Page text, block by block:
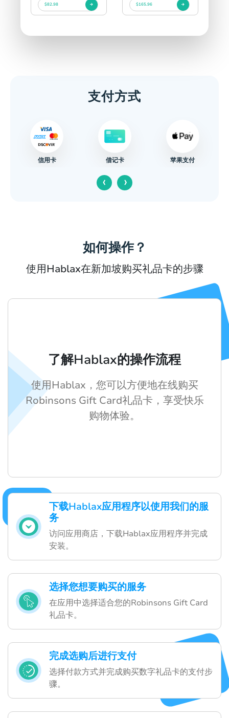
$82.98 $165.96
支付方式
信用卡 借记卡 苹果支付
‹ ›
如何操作？
使用Hablax在新加坡购买礼品卡的步骤
下载Hablax应用程序以使用我们的服
务
访问应用商店，下载Hablax应用程序并完成
安装。
选择您想要购买的服务
在应用中选择适合您的Robinsons Gift Card
礼品卡。
完成选购后进行支付
选择付款方式并完成购买数字礼品卡的支付步
骤。
了解Hablax的操作流程
使用Hablax，您可以方便地在线购买
Robinsons Gift Card礼品卡，享受快乐
购物体验。